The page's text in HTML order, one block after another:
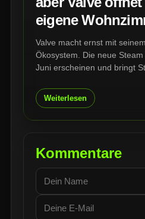
eigene
Valve macht ernst mit
Ökosystem. Die neue
Juni erscheinen und bringt
Betriebssystem stärker für
Spieler müssen also nicht
Weiterlesen
Kommentare